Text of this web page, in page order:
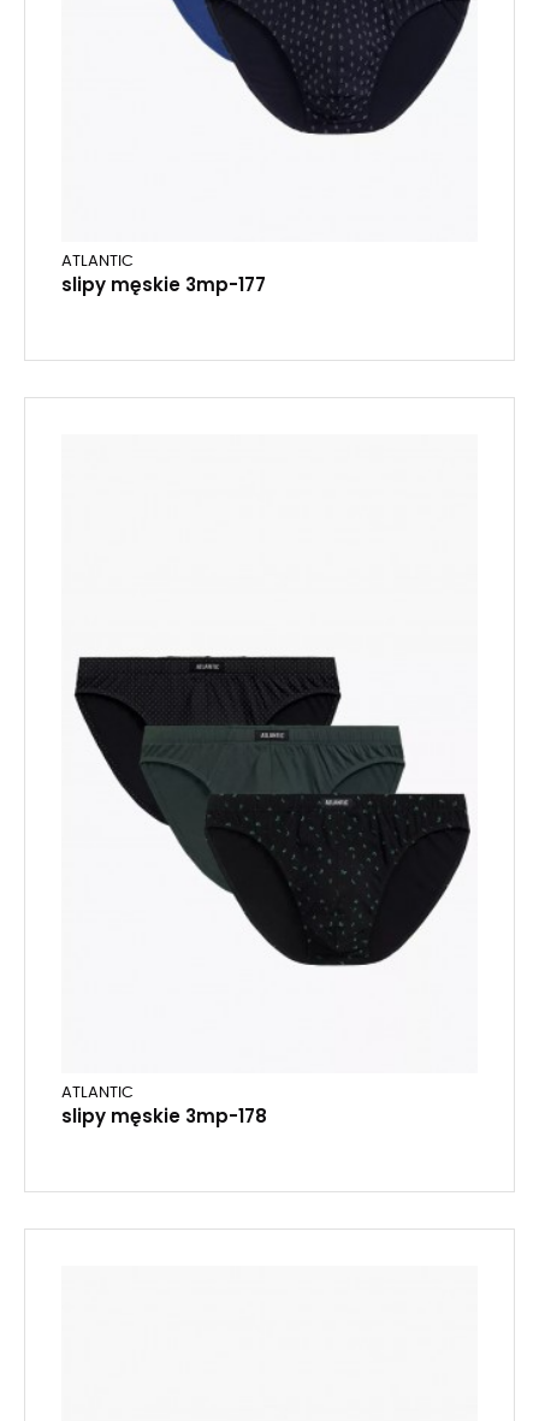
ATLANTIC
slipy męskie 3mp-177
ATLANTIC
slipy męskie 3mp-178